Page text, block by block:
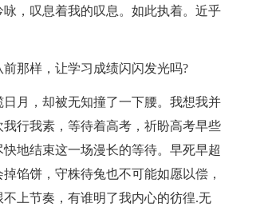
，叹息着我的叹息。如此执着。近乎
那样，让学习成绩闪闪发光吗?
月，却被无知撞了一下腰。我想我并
行我素，等待着高考，祈盼高考早些
地结束这一场漫长的等待。早死早超
馅饼，守株待兔也不可能如愿以偿，
上节奏，有谁明了我内心的彷徨.无